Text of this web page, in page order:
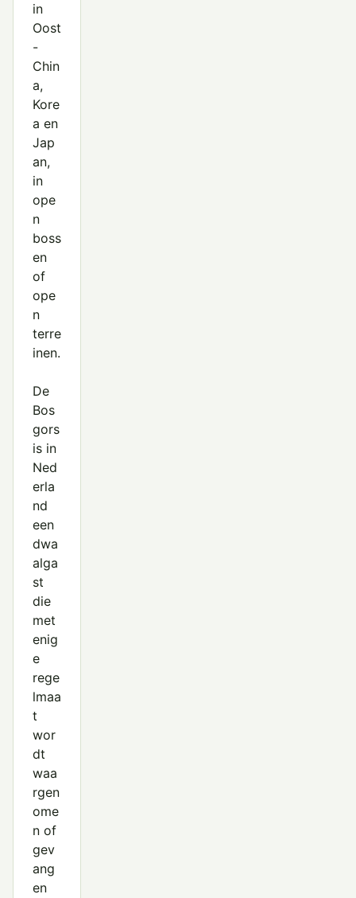
in
Oost
-
Chin
a,
Kore
a en
Jap
an,
in
ope
n
boss
en
of
ope
n
terre
inen.
De
Bos
gors
is in
Ned
erla
nd
een
dwa
alga
st
die
met
enig
e
rege
lmaa
t
wor
dt
waa
rgen
ome
n of
gev
ang
en